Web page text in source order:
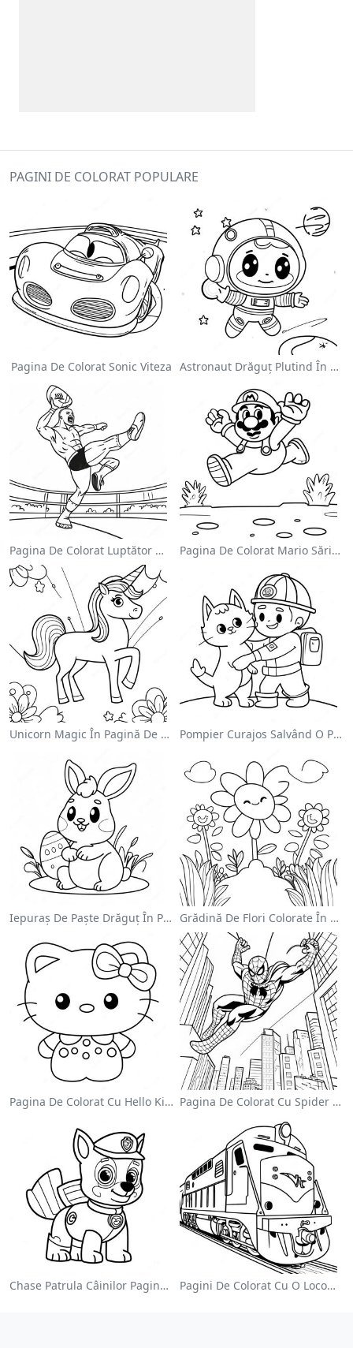
PAGINI DE COLORAT POPULARE
Pagina De Colorat Sonic Viteza Astronaut Drăguț Plutind În Spațiu - Pagina De Colorat
Pagina De Colorat Luptător Wwe Sărind Pe Inamic Pagina De Colorat Mario Sărind Peste Goombas
Unicorn Magic În Pagină De Colorat Cu Curcubeu Pompier Curajos Salvând O Pisică - Pagina De Colorat
Iepuraș De Paște Drăguț În Pagină De Colorat Grădină De Flori Colorate În Pagină De Colorat
Pagina De Colorat Cu Hello Kitty Drăguță Cu Fundiță Pagina De Colorat Cu Spider Man Swinging Prin Oraș
Chase Patrula Câinilor Pagina De Colorat Pagini De Colorat Cu O Locomotivă Colorată